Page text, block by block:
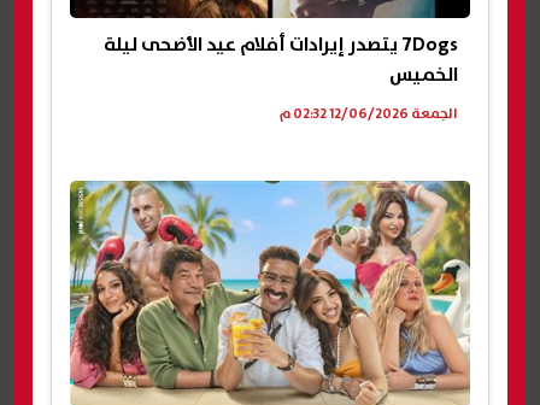
7Dogs يتصدر إيرادات أفلام عيد الأضحى ليلة
الخميس
الجمعة 12/06/2026 02:32 م